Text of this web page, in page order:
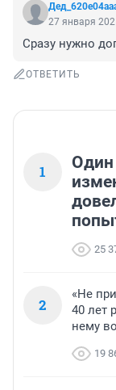
27 января
Сразу нужно
ОТВЕТИТЬ
1
Один
25
2
«Не
40 лет
нему
19